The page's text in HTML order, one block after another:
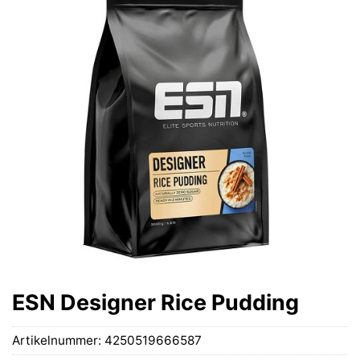
ESN Designer Rice Pudding
Artikelnummer: 4250519666587